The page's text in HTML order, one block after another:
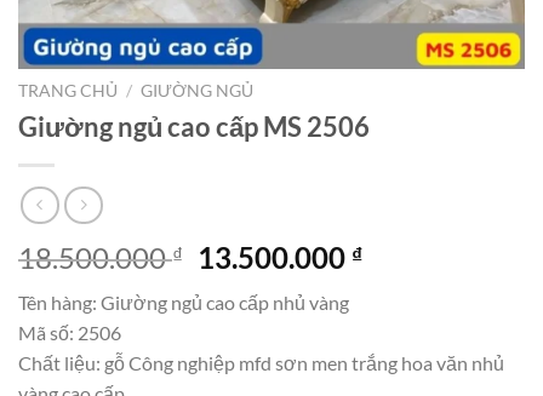
TRANG CHỦ / GIƯỜNG NGỦ
Giường ngủ cao cấp MS 2506
18.500.000₫
Giá
gốc
là:
13.500.000 ₫Giá
13.500.000 ₫.
Tên hàng: Giường ngủ cao cấp nhủ vàng
Mã số: 2506
Chất liệu: gỗ Công nghiệp mfd sơn men trắng hoa văn nhủ